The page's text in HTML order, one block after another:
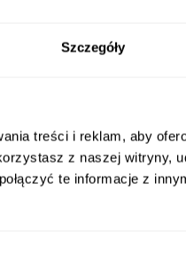
Szczegóły
treści i reklam, aby
z naszej witryny,
te informacje z